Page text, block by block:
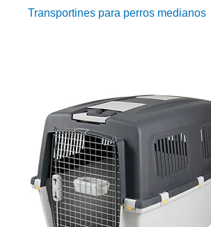
Transportines para perros medianos